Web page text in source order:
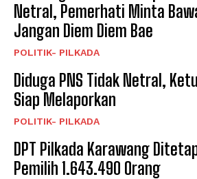
Netral, Pemerhati Minta
Jangan Diem Diem Bae
POLITIK- PILKADA
Diduga PNS Tidak Netral,
Siap Melaporkan
POLITIK- PILKADA
DPT Pilkada Karawang
Pemilih 1.643.490 Orang